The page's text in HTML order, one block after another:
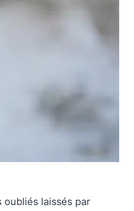
oubliés laissés par